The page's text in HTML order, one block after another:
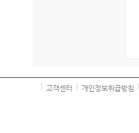
고객센터 개인정보취급방침